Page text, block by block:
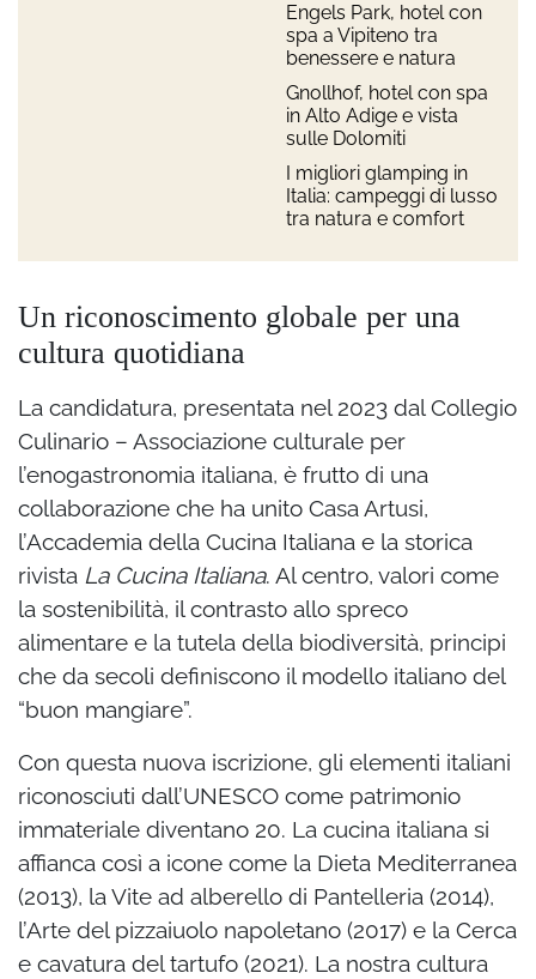
Engels Park, hotel con
spa a Vipiteno tra
benessere e natura
Gnollhof, hotel con spa
in Alto Adige e vista
sulle Dolomiti
I migliori glamping in
Italia: campeggi di lusso
tra natura e comfort
Un riconoscimento globale per una
cultura quotidiana
La candidatura, presentata nel 2023 dal Collegio
Culinario – Associazione culturale per
l’enogastronomia italiana, è frutto di una
collaborazione che ha unito Casa Artusi,
l’Accademia della Cucina Italiana e la storica
rivista La Cucina Italiana. Al centro, valori come
la sostenibilità, il contrasto allo spreco
alimentare e la tutela della biodiversità, principi
che da secoli definiscono il modello italiano del
“buon mangiare”.
Con questa nuova iscrizione, gli elementi italiani
riconosciuti dall’UNESCO come patrimonio
immateriale diventano 20. La cucina italiana si
affianca così a icone come la Dieta Mediterranea
(2013), la Vite ad alberello di Pantelleria (2014),
l’Arte del pizzaiuolo napoletano (2017) e la Cerca
e cavatura del tartufo (2021). La nostra cultura